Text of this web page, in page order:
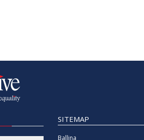
SITEMAP
Ballina